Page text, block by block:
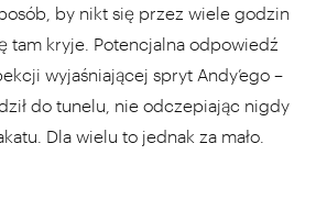
by nikt się przez wiele godzin
tam kryje. Potencjalna odpowiedź
wyjaśniającej spryt Andy’ego –
do tunelu, nie odczepiając nigdy
Dla wielu to jednak za mało.